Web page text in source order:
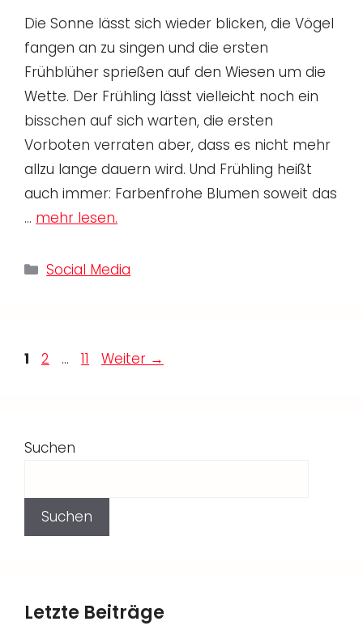
Die Sonne lässt sich wieder blicken, die Vögel
fangen an zu singen und die ersten
Frühblüher sprießen auf den Wiesen um die
Wette. Der Frühling lässt vielleicht noch ein
bisschen auf sich warten, die ersten
Vorboten verraten aber, dass es nicht mehr
allzu lange dauern wird. Und Frühling heißt
auch immer: Farbenfrohe Blumen soweit das
… mehr lesen.
Kategorien
Social Media
Seite
1 Seite
2 … Seite
11 Weiter →
Suchen
Suchen
Letzte Beiträge